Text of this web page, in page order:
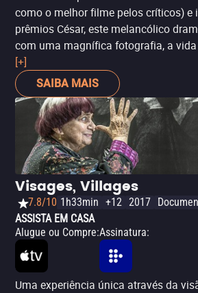
como o melhor filme pelos críticos) e
prêmios César, este melancólico
com uma magnífica fotografia, a
Normandia do século XIX -- restrita
sociais e morais da época. Um
sobre tempos em que a igualdade de
sonho ainda mais distante.
[+]
SAIBA MAIS
Visages, Villages
7.8/10 1h33min +12 2017
ASSISTA EM CASA
Alugue ou Compre:Assinatura:
Uma experiência única através da